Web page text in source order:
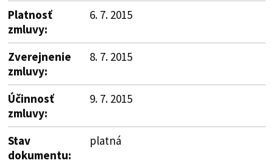
Platnosť
zmluvy:
6. 7. 2015
Zverejnenie
zmluvy:
8. 7. 2015
Účinnosť
zmluvy:
9. 7. 2015
Stav
dokumentu:
platná